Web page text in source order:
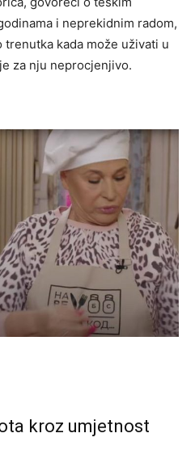
i neprekidnim radom,
kada može uživati u
za nju neprocjenjivo.
kroz umjetnost